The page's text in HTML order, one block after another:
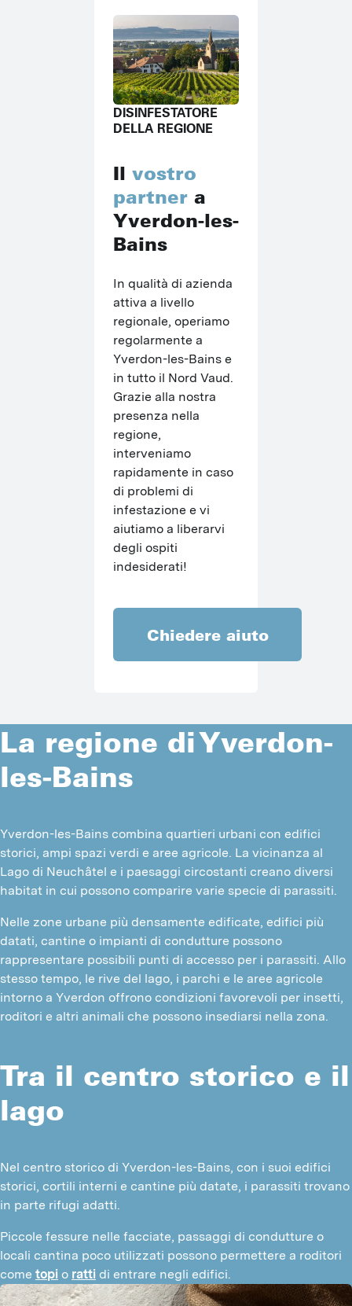
DISINFESTATORE
DELLA REGIONE
Il vostro
partner a
Yverdon-les-
Bains
In qualità di azienda
attiva a livello
regionale, operiamo
regolarmente a
Yverdon-les-Bains e
in tutto il Nord Vaud.
Grazie alla nostra
presenza nella
regione,
interveniamo
rapidamente in caso
di problemi di
infestazione e vi
aiutiamo a liberarvi
degli ospiti
indesiderati!
Chiedere aiuto
La regione di Yverdon-
les-Bains
Yverdon-les-Bains combina quartieri urbani con edifici
storici, ampi spazi verdi e aree agricole. La vicinanza al
Lago di Neuchâtel e i paesaggi circostanti creano diversi
habitat in cui possono comparire varie specie di parassiti.
Nelle zone urbane più densamente edificate, edifici più
datati, cantine o impianti di condutture possono
rappresentare possibili punti di accesso per i parassiti. Allo
stesso tempo, le rive del lago, i parchi e le aree agricole
intorno a Yverdon offrono condizioni favorevoli per insetti,
roditori e altri animali che possono insediarsi nella zona.
Tra il centro storico e il
lago
Nel centro storico di Yverdon-les-Bains, con i suoi edifici
storici, cortili interni e cantine più datate, i parassiti trovano
in parte rifugi adatti.
Piccole fessure nelle facciate, passaggi di condutture o
locali cantina poco utilizzati possono permettere a roditori
come topi o ratti di entrare negli edifici.